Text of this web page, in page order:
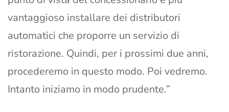
vantaggioso installare dei distributori
automatici che proporre un servizio di
ristorazione. Quindi, per i prossimi due anni,
procederemo in questo modo. Poi vedremo.
Intanto iniziamo in modo prudente.”